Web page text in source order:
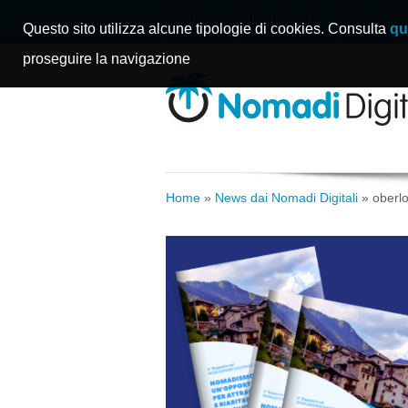
Home Manifesto Storie
Home » News dai Nomadi Digitali » oberlo
Questo sito utilizza alcune tipologie di cookies. Consulta
proseguire la navigazione